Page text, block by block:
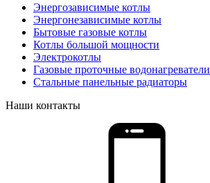
Энергозависимые котлы
Энергонезависимые котлы
Бытовые газовые котлы
Котлы большой мощности
Электрокотлы
Газовые проточные водонагреватели
Стальные панельные радиаторы
Наши контакты